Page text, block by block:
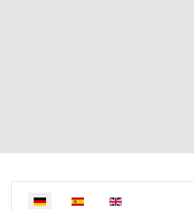
Select your language